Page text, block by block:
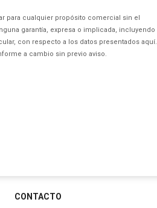
para cualquier propósito comercial sin el
garantía, expresa o implicada, incluyendo
con respecto a los datos presentados aquí.
a cambio sin previo aviso.
CONTACTO